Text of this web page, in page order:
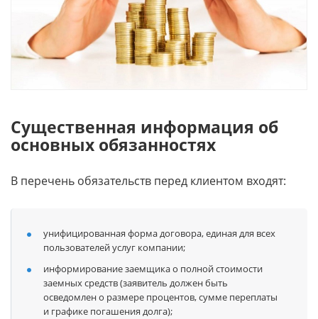
Существенная информация об
основных обязанностях
В перечень обязательств перед клиентом входят:
унифицированная форма договора, единая для всех
пользователей услуг компании;
информирование заемщика о полной стоимости
заемных средств (заявитель должен быть
осведомлен о размере процентов, сумме переплаты
и графике погашения долга);